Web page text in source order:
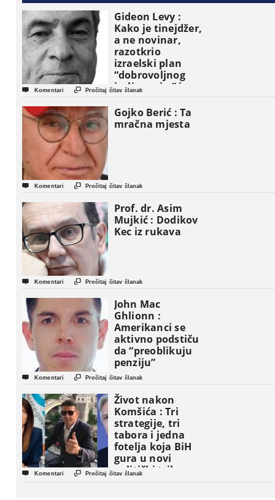
Gideon Levy :
Kako je tinejdžer,
a ne novinar,
razotkrio
izraelski plan
“dobrovoljnog
iseljavanja ” iz
Gaze
 Komentari  Pročitaj čitav članak
Gojko Berić : Ta
mračna mjesta
 Komentari  Pročitaj čitav članak
Prof. dr. Asim
Mujkić : Dodikov
Kec iz rukava
 Komentari  Pročitaj čitav članak
John Mac
Ghlionn :
Amerikanci se
aktivno podstiču
da “preoblikuju
penziju”
 Komentari  Pročitaj čitav članak
Život nakon
Komšića : Tri
strategije, tri
tabora i jedna
fotelja koja BiH
gura u novi
politički triler
 Komentari  Pročitaj čitav članak